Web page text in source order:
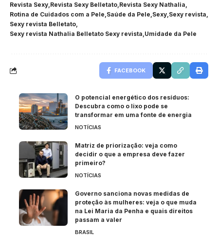
Revista Sexy Revista Sexy Belletato Revista Sexy Nathalia
Rotina de Cuidados com a Pele Saúde da Pele Sexy Sexy revista
Sexy revista Belletato
Sexy revista Nathalia Belletato Sexy revista Umidade da Pele
FACEBOOK
O potencial energético dos resíduos:
Descubra como o lixo pode se
transformar em uma fonte de energia
NOTÍCIAS
Matriz de priorização: veja como
decidir o que a empresa deve fazer
primeiro?
NOTÍCIAS
Governo sanciona novas medidas de
proteção às mulheres: veja o que muda
na Lei Maria da Penha e quais direitos
passam a valer
BRASIL